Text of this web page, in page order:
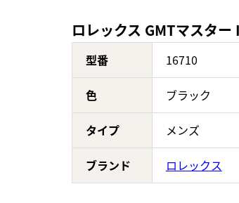
ロレックス GMTマスタ
型番 16710
色 ブラック
タイプ メンズ
ブランド ロレックス